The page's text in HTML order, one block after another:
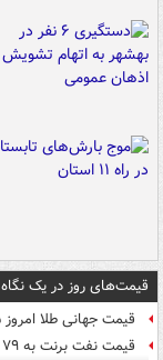
قیمت‌های روز در یک نگاه
قیمت جهانی طلا امروز ۱۵ مرداد
قیمت نفت برنت به ۷۹ دلار رسید